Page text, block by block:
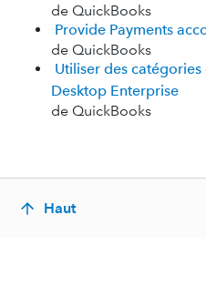
de QuickBooks
Provide Payments
de QuickBooks
Utiliser des catégories
Desktop Enterprise
de QuickBooks
Haut